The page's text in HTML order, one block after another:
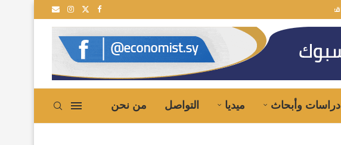
دراسات وأبحاث ميديا التواصل من نحن